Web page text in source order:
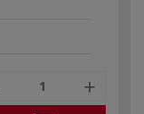
+